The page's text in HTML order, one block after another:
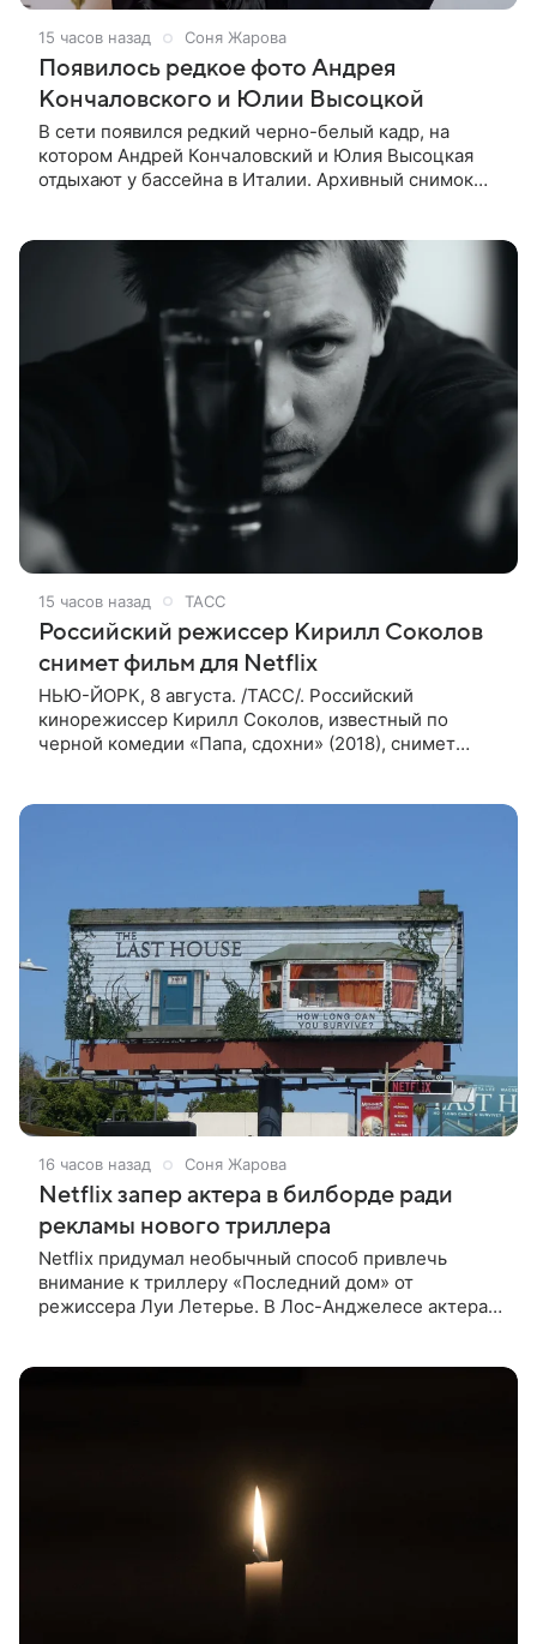
15 часов назад Соня Жарова
Появилось редкое фото Андрея
Кончаловского и Юлии Высоцкой
В сети появился редкий черно-белый кадр, на
котором Андрей Кончаловский и Юлия Высоцкая
отдыхают у бассейна в Италии. Архивный снимок
15 часов назад ТАСС
Российский режиссер Кирилл Соколов
снимет фильм для Netflix
НЬЮ-ЙОРК, 8 августа. /ТАСС/. Российский
кинорежиссер Кирилл Соколов, известный по
черной комедии «Папа, сдохни» (2018), снимет
16 часов назад Соня Жарова
Netflix запер актера в билборде ради
рекламы нового триллера
Netflix придумал необычный способ привлечь
внимание к триллеру «Последний дом» от
режиссера Луи Летерье. В Лос-Анджелесе актера